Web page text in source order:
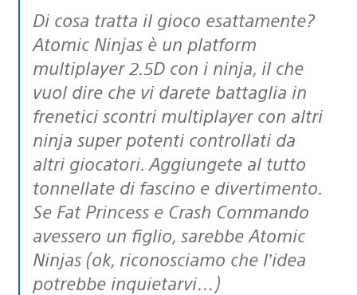
Di cosa tratta il gioco esattamente?
Atomic Ninjas è un platform
multiplayer 2.5D con i ninja, il che
vuol dire che vi darete battaglia in
frenetici scontri multiplayer con altri
ninja super potenti controllati da
altri giocatori. Aggiungete al tutto
tonnellate di fascino e divertimento.
Se Fat Princess e Crash Commando
avessero un figlio, sarebbe Atomic
Ninjas (ok, riconosciamo che l’idea
potrebbe inquietarvi…)